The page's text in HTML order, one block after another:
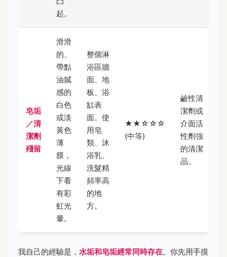
起。
皂垢
／清
潔劑
殘留
滑滑
的、
帶點
油膩
感的
白色
或淡
黃色
薄
膜，
光線
下看
有彩
虹光
暈。
整個淋
浴區牆
面、地
板、浴
缸表
面。使
用皂
類、沐
浴乳、
洗髮精
頻率高
的地
方。
★★☆☆☆
(中等)
鹼性清
潔劑或
介面活
性劑強
的清潔
品。
我自己的經驗是， 水垢和皂垢經常同時存在。你先用手摸